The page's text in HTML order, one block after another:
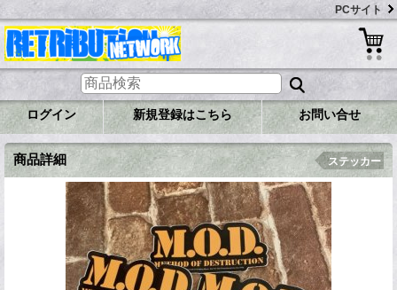
PCサイト
ログイン 新規登録はこちら お問い合せ
商品詳細 ステッカー